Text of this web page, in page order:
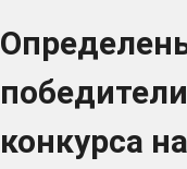
конкурса